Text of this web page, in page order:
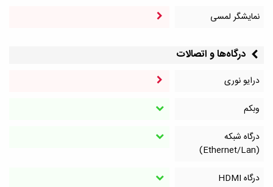
نمایشگر لمسی
درگاه‌ها و اتصالات
درایو نوری
وبکم
درگاه شبکه
(Ethernet/Lan)
درگاه HDMI